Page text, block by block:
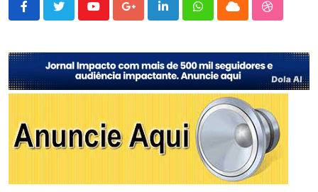
YoutubeGoogle+LinkedInWhatsappCloud